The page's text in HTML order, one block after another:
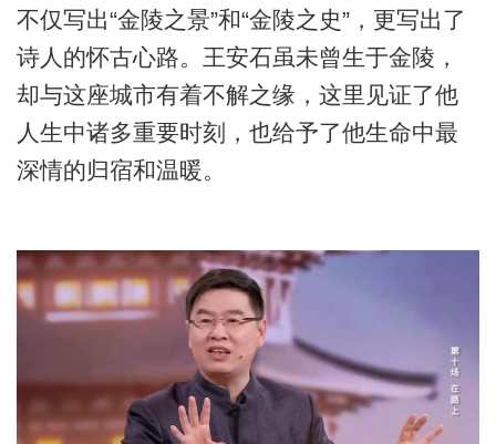
不仅写出“金陵之景”和“金陵之史”，更写出了
诗人的怀古心路。王安石虽未曾生于金陵，
却与这座城市有着不解之缘，这里见证了他
人生中诸多重要时刻，也给予了他生命中最
深情的归宿和温暖。